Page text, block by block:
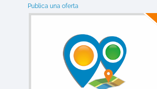
Publica una oferta